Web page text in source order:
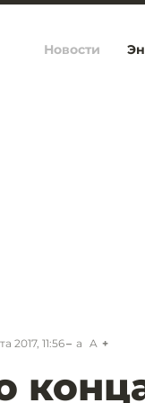
Новости
2017, 11:56 a A